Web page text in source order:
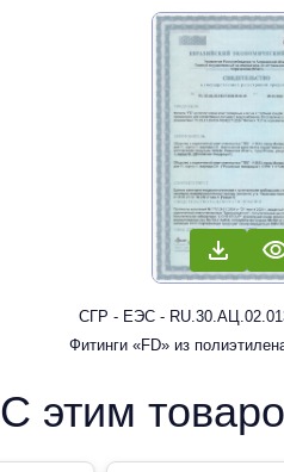
СГР - ЕЭС -
Фитинги «FD» из
С этим